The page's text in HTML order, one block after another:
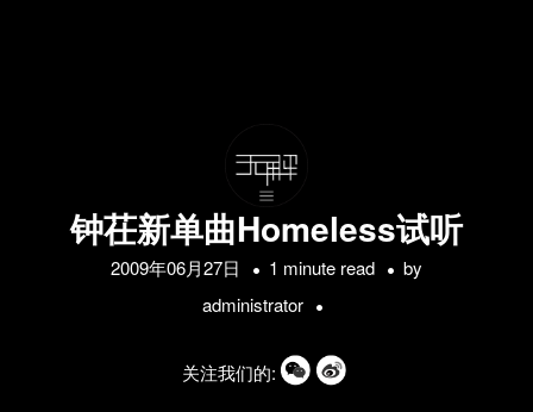
钟茌新单曲Homeless试听
2009年06月27日 1 minute read
by
administrator
关注我们的: